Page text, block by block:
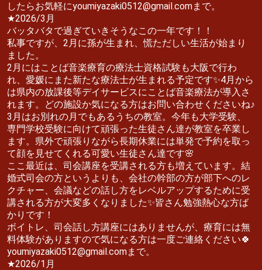
したらお気軽にyoumiyazaki0512@gmail.comまで。
★2026/3月
バッタバタで過ぎていきそうなこの一年です！！
私事ですが、2月に孫が生まれ、慌ただしい生活が始まり
ました。
2月にはことば音楽療育の療法士資格試験も大阪で行わ
れ、愛媛にまた新たな療法士が生まれる予定です✨4月から
は県内の放課後等デイサービスにことば音楽療法が導入さ
れます。どの施設か気になる方はお問い合わせくださいね♪
3月はお別れの月でもあるうちの教室。今年も大学受験、
専門学校受験に向けて頑張った生徒さん達が教室を卒業し
ます。県外で頑張りながら長期休業には単発で予約を取っ
て顔を見せてくれる可愛い生徒さん達です🌸
ここ最近は、司会講座を受講される方も増えています。結
婚式司会の方というよりも、会社の幹部の方が部下へのレ
クチャー、会議などの話し方をレベルアップするために受
講される方が大変多くなりました✨皆さん勉強熱心な方ば
かりです！
ボイトレ、司会話し方講座にはありませんが、療育には無
料体験がありますので気になる方は一度ご連絡ください🍀
youmiyazaki0512@gmail.comまで。
★2026/1月